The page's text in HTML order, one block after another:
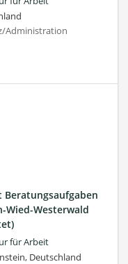
Administration
Wied-Westerwald
für Arbeit
Deutschland